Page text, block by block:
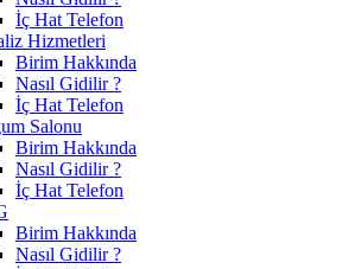
İç Hat Telefon
Hizmetleri
Birim Hakkında
Nasıl Gidilir ?
İç Hat Telefon
Salonu
Birim Hakkında
Nasıl Gidilir ?
İç Hat Telefon
Birim Hakkında
Nasıl Gidilir ?